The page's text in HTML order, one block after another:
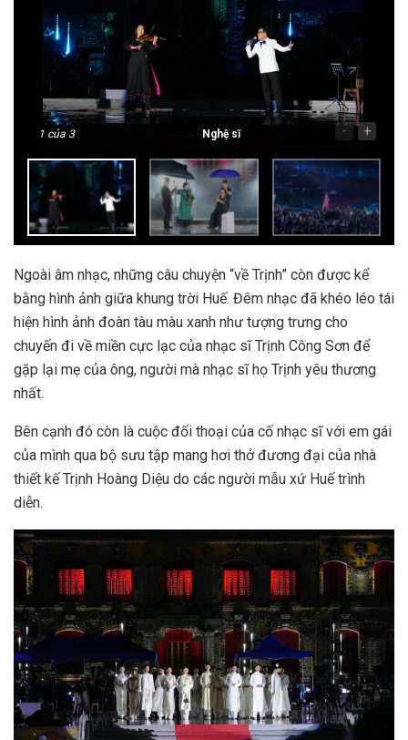
1 của 3 Nghệ sĩ - +
Ngoài âm nhạc, những câu chuyện “về Trịnh” còn được kể
bằng hình ảnh giữa khung trời Huế. Đêm nhạc đã khéo léo tái
hiện hình ảnh đoàn tàu màu xanh như tượng trưng cho
chuyến đi về miền cực lạc của nhạc sĩ Trịnh Công Sơn để
gặp lại mẹ của ông, người mà nhạc sĩ họ Trịnh yêu thương
nhất.
Bên cạnh đó còn là cuộc đối thoại của cố nhạc sĩ với em gái
của mình qua bộ sưu tập mang hơi thở đương đại của nhà
thiết kế Trịnh Hoàng Diệu do các người mẫu xứ Huế trình
diễn.